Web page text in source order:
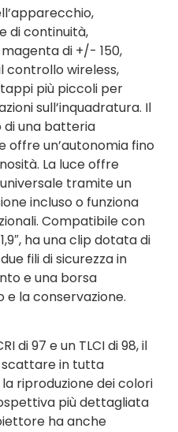
di continuità,
di +/- 150,
controllo wireless,
più piccoli per
sull’inquadratura. Il
di una batteria
un’autonomia fino
La luce offre
tramite un
incluso o funziona
Compatibile con
ha una clip dotata di
fili di sicurezza in
e una borsa
la conservazione.
di 97 e un TLCI di 98, il
in tutta
riproduzione dei colori
più dettagliata
ha anche